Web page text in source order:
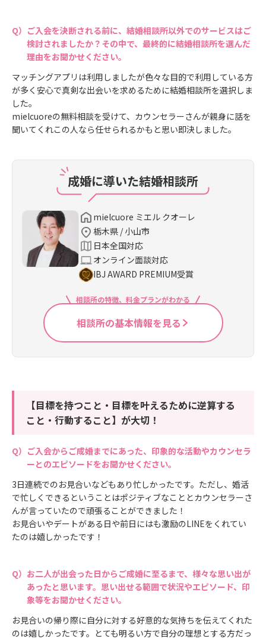
ご入会を決断される前に、結婚相談所以外でのサービスはご
検討されましたか？その中で、最終的に結婚相談所を選んだ
理由をお聞かせください。
マッチングアプリは利用しましたが色々な目的で利用している方
が多く安心で真剣な出会いを求めるために結婚相談所を選択しま
した。
mielcuoreの無料相談を受けて、カウンセラーさんが親身に話を
聞いてくれこの人なら任せられるかもと思い即決しました。
成婚に導いた結婚相談所
mielcuore ミエル クオーレ
栃木県 / 小山市
日本全国対応
オンライン面談対応
IBJ AWARD PREMIUM受賞
相談所の特徴、料金プランがわかる
相談所の基本情報を見る
【目標を持つこと・目標を叶えるために逆算する
こと・行動すること】が大切！
ご入会からご成婚までにあった、印象的な活動やカウンセラ
ーとのエピソードをお聞かせください。
3日連続でのお見合いなどもあり忙しかったです。ただし、婚活
で忙しくできるということはポジティブなこととカウンセラーさ
んが言っていたので頑張ることができました！
お見合いやデートがある日や前日にはも激励のLINEをくれてい
たのは嬉しかったです！
お二人が出会った日からご成婚に至るまで、様々な思い出が
あったと思います。思い出せる範囲で状況やエピソード、印
象等をお聞かせください。
お見合いの帰り際に自分に対する好意的な気持ちを伝えてくれた
のは嬉しかったです。とても明るい方で自分の理想とする方だっ